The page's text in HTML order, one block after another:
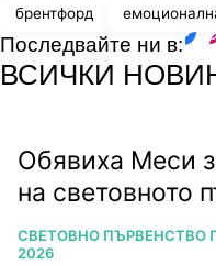
брентфорд
Последвайте ни в:
ВСИЧКИ
Обявиха Меси
на световното
ПОВЕЧЕ ОТ
СВЕТОВНО ПЪРВЕНСТВО
2026